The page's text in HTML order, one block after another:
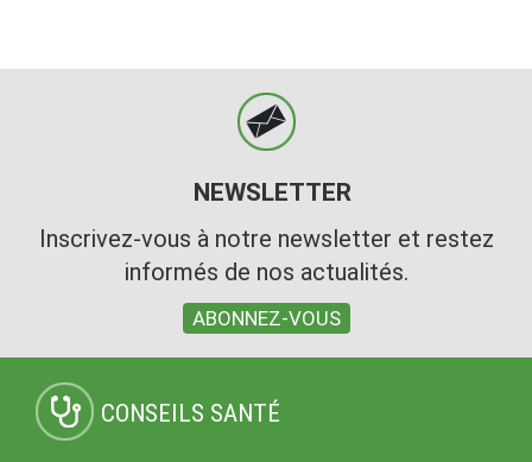
NEWSLETTER
Inscrivez-vous à notre newsletter et restez
informés de nos actualités.
ABONNEZ-VOUS
CONSEILS SANTÉ